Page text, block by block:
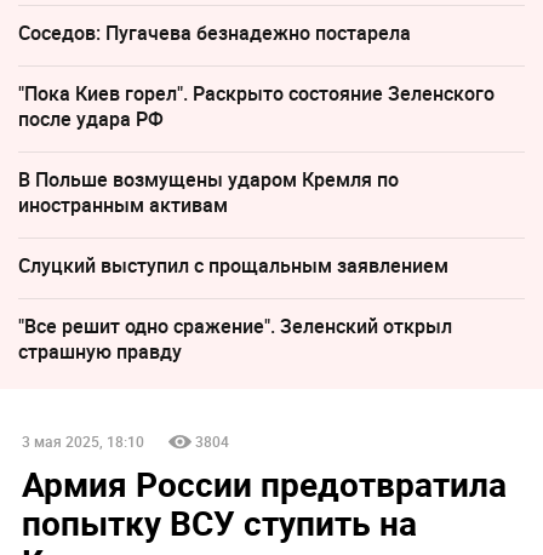
Соседов: Пугачева безнадежно постарела
"Пока Киев горел". Раскрыто состояние Зеленского
после удара РФ
В Польше возмущены ударом Кремля по
иностранным активам
Слуцкий выступил с прощальным заявлением
"Все решит одно сражение". Зеленский открыл
страшную правду
3 мая 2025, 18:10 3804
Армия России предотвратила
попытку ВСУ ступить на